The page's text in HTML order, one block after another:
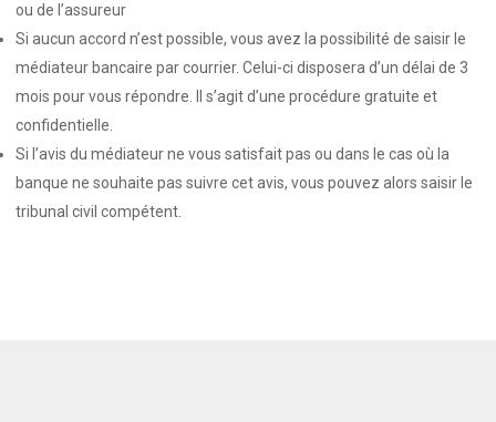
ou de l’assureur
Si aucun accord n’est possible, vous avez la possibilité de saisir le
médiateur bancaire par courrier. Celui-ci disposera d’un délai de 3
mois pour vous répondre. Il s’agit d’une procédure gratuite et
confidentielle.
Si l’avis du médiateur ne vous satisfait pas ou dans le cas où la
banque ne souhaite pas suivre cet avis, vous pouvez alors saisir le
tribunal civil compétent.